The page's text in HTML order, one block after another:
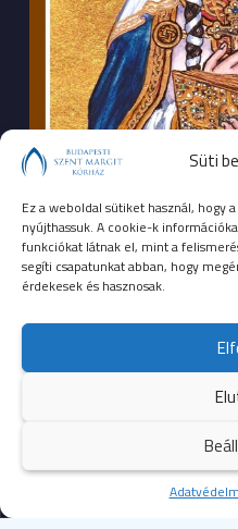
Süti
Ez a weboldal sütiket használ,
nyújthassuk. A cookie-k
funkciókat látnak el, mint a
segíti csapatunkat abban, hogy
érdekesek és hasznosak.
Kezdőoldal
SEGÉLYHÍVÓSZÁMOK
104mentők
107rendőrség